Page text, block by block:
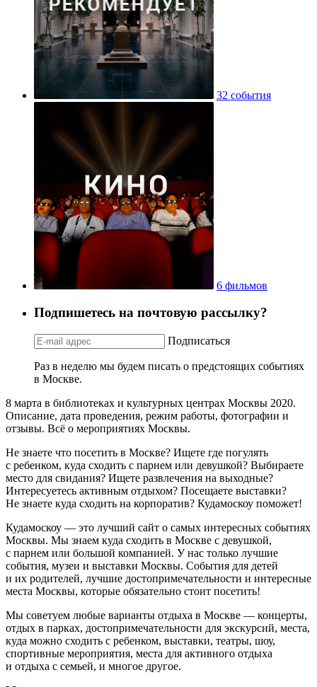
32 события
6 фильмов
Подпишетесь на почтовую рассылку?
Подписаться
Раз в неделю мы будем писать о предстоящих событиях
в Москве.
8 марта в библиотеках и культурных центрах Москвы 2020.
Описание, дата проведения, режим работы, фотографии и
отзывы. Всё о мероприятиях Москвы.
Не знаете что посетить в Москве? Ищете где погулять
с ребенком, куда сходить с парнем или девушкой? Выбираете
место для свидания? Ищете развлечения на выходные?
Интересуетесь активным отдыхом? Посещаете выставки?
Не знаете куда сходить на корпоратив? Кудамоскоу поможет!
Кудамоскоу — это лучший сайт о самых интересных событиях
Москвы. Мы знаем куда сходить в Москве с девушкой,
с парнем или большой компанией. У нас только лучшие
события, музеи и выставки Москвы. События для детей
и их родителей, лучшие достопримечательности и интересные
места Москвы, которые обязательно стоит посетить!
Мы советуем любые варианты отдыха в Москве — концерты,
отдых в парках, достопримечательности для экскурсий, места,
куда можно сходить с ребенком, выставки, театры, шоу,
спортивные мероприятия, места для активного отдыха
и отдыха с семьей, и многое другое.